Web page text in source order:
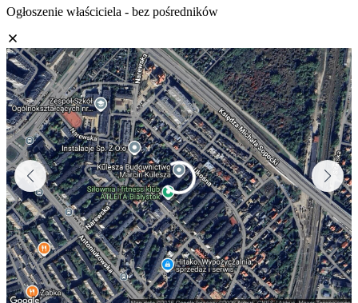
Ogłoszenie właściciela - bez pośredników